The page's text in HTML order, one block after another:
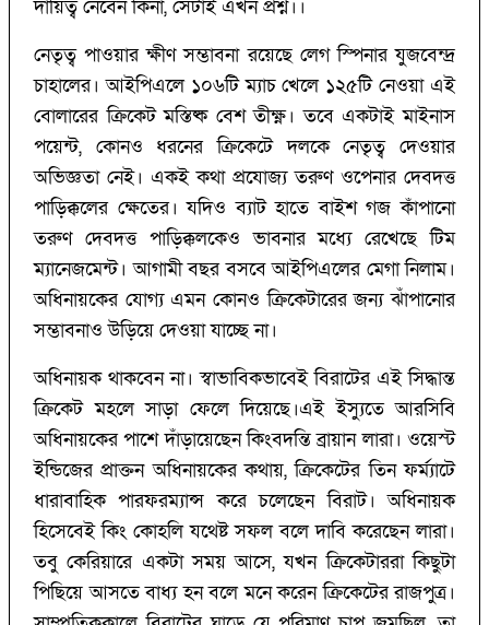
দায়িত্ব নেবেন কিনা, সেটাই এখন প্রশ্ন।।
নেতৃত্ব পাওয়ার ক্ষীণ সম্ভাবনা রয়েছে লেগ স্পিনার যুজবেন্দ্র
চাহালের। আইপিএলে ১০৬টি ম্যাচ খেলে ১২৫টি নেওয়া এই
বোলারের ক্রিকেট মস্তিষ্ক বেশ তীক্ষ্ণ। তবে একটাই মাইনাস
পয়েন্ট, কোনও ধরনের ক্রিকেটে দলকে নেতৃত্ব দেওয়ার
অভিজ্ঞতা নেই। একই কথা প্রযোজ্য তরুণ ওপেনার দেবদত্ত
পাড়িক্কলের ক্ষেতের। যদিও ব্যাট হাতে বাইশ গজ কাঁপানো
তরুণ দেবদত্ত পাড়িক্কলকেও ভাবনার মধ্যে রেখেছে টিম
ম্যানেজমেন্ট। আগামী বছর বসবে আইপিএলের মেগা নিলাম।
অধিনায়কের যোগ্য এমন কোনও ক্রিকেটারের জন্য ঝাঁপানোর
সম্ভাবনাও উড়িয়ে দেওয়া যাচ্ছে না।
অধিনায়ক থাকবেন না। স্বাভাবিকভাবেই বিরাটের এই সিদ্ধান্ত
ক্রিকেট মহলে সাড়া ফেলে দিয়েছে।এই ইস্যুতে আরসিবি
অধিনায়কের পাশে দাঁড়ায়েছেন কিংবদন্তি ব্রায়ান লারা। ওয়েস্ট
ইন্ডিজের প্রাক্তন অধিনায়কের কথায়, ক্রিকেটের তিন ফর্ম্যাটে
ধারাবাহিক পারফরম্যান্স করে চলেছেন বিরাট। অধিনায়ক
হিসেবেই কিং কোহলি যথেষ্ট সফল বলে দাবি করেছেন লারা।
তবু কেরিয়ারে একটা সময় আসে, যখন ক্রিকেটাররা কিছুটা
পিছিয়ে আসতে বাধ্য হন বলে মনে করেন ক্রিকেটের রাজপুত্র।